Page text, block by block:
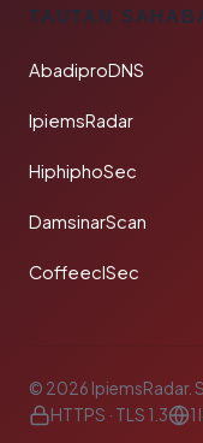
TAUTAN
AbadiproDNS
IpiemsRadar
HiphiphoSec
DamsinarScan
CoffeeclSec
© 2026 IpiemsRadar.
HTTPS · TLS 1.3